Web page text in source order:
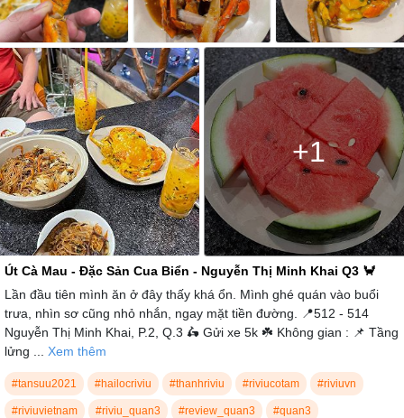
+1
Út Cà Mau - Đặc Sản Cua Biển - Nguyễn Thị Minh Khai Q3 🦀
Lần đầu tiên mình ăn ở đây thấy khá ổn. Mình ghé quán vào buổi
trưa, nhìn sơ cũng nhỏ nhắn, ngay mặt tiền đường. 📍512 - 514
Nguyễn Thị Minh Khai, P.2, Q.3 🛵 Gửi xe 5k ☘️ Không gian : 📌 Tầng
lửng ... Xem thêm
#tansuu2021 #hailocriviu #thanhriviu #riviucotam #riviuvn
#riviuvietnam #riviu_quan3 #review_quan3 #quan3